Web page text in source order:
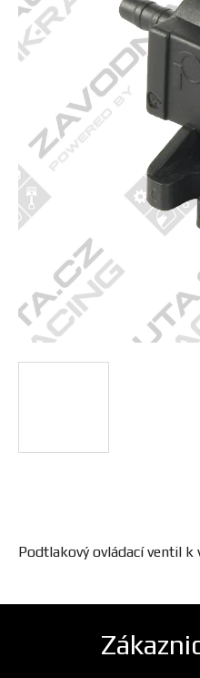
Podtlakový ovládací ventil